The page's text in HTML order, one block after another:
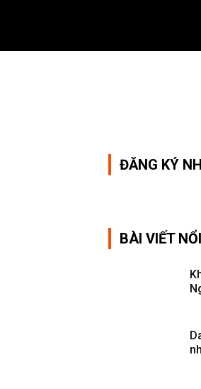
ĐĂNG KÝ
BÀI VIẾT